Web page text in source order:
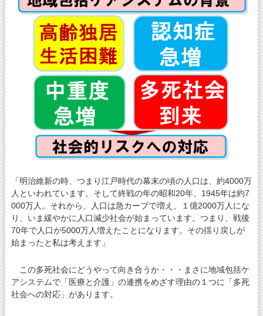
「明治維新の時、つまり江戸時代の幕末の頃の人口は、約4000万
人といわれています。そして終戦の年の昭和20年、1945年は約7
000万人。それから、人口は急カーブで増え、１億2000万人にな
り、いま緩やかに人口減少社会が始まっています。つまり、戦後
70年で人口が5000万人増えたことになります。その揺り戻しが
始まったと私は考えます」
この多死社会にどうやって向き合うか・・・まさに地域包括ケ
アシステムで「医療と介護」の連携をめざす理由の１つに「多死
社会への対応」があります。